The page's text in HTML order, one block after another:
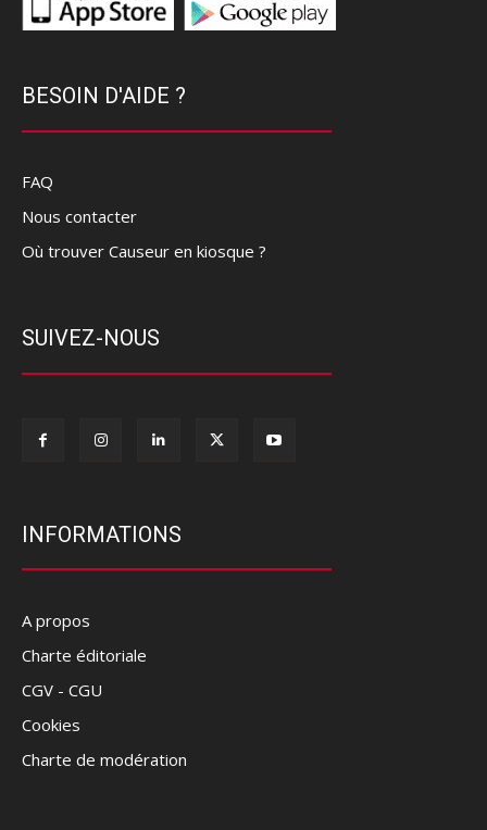
BESOIN D'AIDE ?
FAQ
Nous contacter
Où trouver Causeur en kiosque ?
SUIVEZ-NOUS
INFORMATIONS
A propos
Charte éditoriale
CGV - CGU
Cookies
Charte de modération